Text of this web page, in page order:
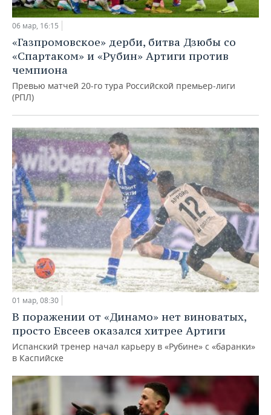
06 мар, 16:15
«Газпромовское» дерби, битва Дзюбы со
«Спартаком» и «Рубин» Артиги против
чемпиона
Превью матчей 20-го тура Российской премьер-лиги
(РПЛ)
01 мар, 08:30
В поражении от «Динамо» нет виноватых,
просто Евсеев оказался хитрее Артиги
Испанский тренер начал карьеру в «Рубине» с «баранки»
в Каспийске